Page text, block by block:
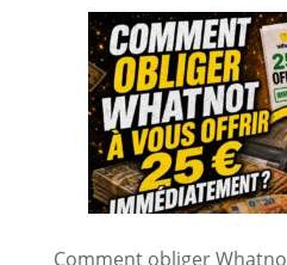
Comment obliger